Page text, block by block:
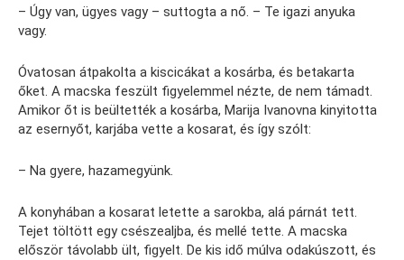
– Úgy van, ügyes vagy – suttogta a nő. – Te igazi anyuka
vagy.
Óvatosan átpakolta a kiscicákat a kosárba, és betakarta
őket. A macska feszült figyelemmel nézte, de nem támadt.
Amikor őt is beültették a kosárba, Marija Ivanovna kinyitotta
az esernyőt, karjába vette a kosarat, és így szólt:
– Na gyere, hazamegyünk.
A konyhában a kosarat letette a sarokba, alá párnát tett.
Tejet töltött egy csészealjba, és mellé tette. A macska
először távolabb ült, figyelt. De kis idő múlva odakúszott, és